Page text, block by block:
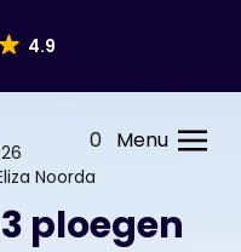
4.9
0 Menu
Noorda
ploegen